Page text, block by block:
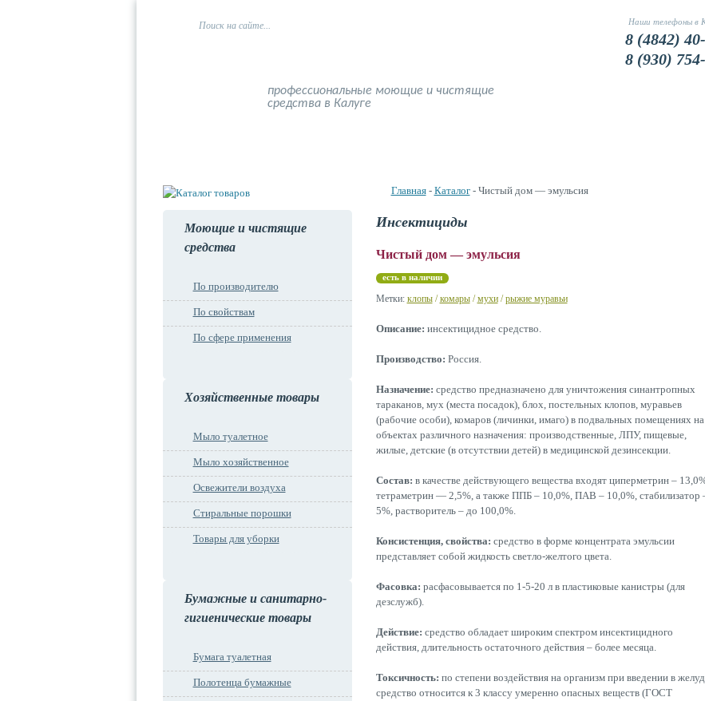
профессиональные моющие и чистящие
средства в Калуге
Наши телефоны в
8 (4842)
8 (930)
Моющие и чистящие
средства
По производителю
По свойствам
По сфере применения
Хозяйственные товары
Мыло туалетное
Мыло хозяйственное
Освежители воздуха
Стиральные порошки
Товары для уборки
Бумажные и санитарно-
гигиенические товары
Бумага туалетная
Полотенца бумажные
Главная- Каталог- Чистый дом — эмульсия
Инсектициды
Чистый дом — эмульсия
есть в наличии
Метки: клопы/комары/мухи/рыжие муравьи
Описание: инсектицидное средство.
Производство: Россия.
Назначение: средство предназначено для уничтожения синантропных
тараканов, мух (места посадок), блох, постельных клопов, муравьев
(рабочие особи), комаров (личинки, имаго) в подвальных помещениях на
объектах различного назначения: производственные, ЛПУ, пищевые,
жилые, детские (в отсутствии детей) в медицинской дезинсекции.
Состав: в качестве действующего вещества входят циперметрин –
тетраметрин — 2,5%, а также ППБ – 10,0%, ПАВ – 10,0%, стабилизатор
5%, растворитель – до 100,0%.
Консистенция, свойства: средство в форме концентрата эмульсии
представляет собой жидкость светло-желтого цвета.
Фасовка: расфасовывается по 1-5-20 л в пластиковые канистры (для
дезслужб).
Действие: средство обладает широким спектром инсектицидного
действия, длительность остаточного действия – более месяца.
Токсичность: по степени воздействия на организм при введении в
средство относится к 3 классу умеренно опасных веществ (ГОСТ